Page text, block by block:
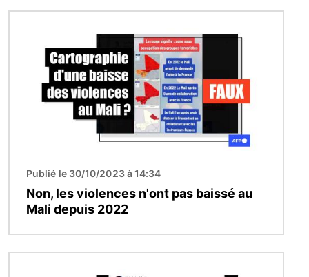
Publié le 30/10/2023 à 14:34
Non, les violences n'ont pas baissé au
Mali depuis 2022